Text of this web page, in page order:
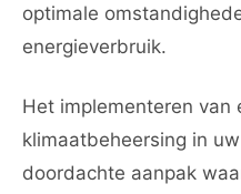
optimale
energieverbruik.
Het implementeren van
klimaatbeheersing in
doordachte aanpak